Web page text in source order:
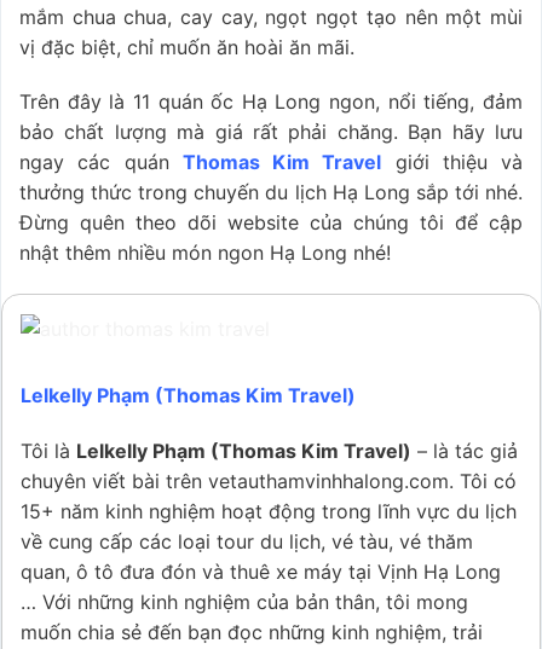
mắm chua chua, cay cay, ngọt ngọt tạo nên một mùi
vị đặc biệt, chỉ muốn ăn hoài ăn mãi.
Trên đây là 11 quán ốc Hạ Long ngon, nổi tiếng, đảm
bảo chất lượng mà giá rất phải chăng. Bạn hãy lưu
ngay các quán Thomas Kim Travel giới thiệu và
thưởng thức trong chuyến du lịch Hạ Long sắp tới nhé.
Đừng quên theo dõi website của chúng tôi để cập
nhật thêm nhiều món ngon Hạ Long nhé!
Lelkelly Phạm (Thomas Kim Travel)
Tôi là Lelkelly Phạm (Thomas Kim Travel) – là tác giả
chuyên viết bài trên vetauthamvinhhalong.com. Tôi có
15+ năm kinh nghiệm hoạt động trong lĩnh vực du lịch
về cung cấp các loại tour du lịch, vé tàu, vé thăm
quan, ô tô đưa đón và thuê xe máy tại Vịnh Hạ Long
… Với những kinh nghiệm của bản thân, tôi mong
muốn chia sẻ đến bạn đọc những kinh nghiệm, trải